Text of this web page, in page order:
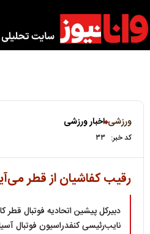
ورزشی اخبار ورزشی
کد خبر: ۳۳
رقیب کفاشیان از قطر
دبیرکل پیشین اتحادیه فوتبال قطر
نایب‌رئیسی کنفدراسیون فوتبال